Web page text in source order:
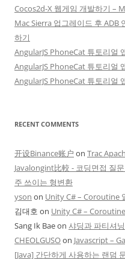
Cocos2d-X 웹게임 개발하기 –
Mac Sierra 업그레이드 후 ADB
하기
AngularJS PhoneCat 튜토리얼
AngularJS PhoneCat 튜토리얼
AngularJS PhoneCat 튜토리얼
RECENT COMMENTS
开设Binance账户 on Trac
Javalongint比較 - 코딩면접 질
주 쓰이는 형변환
yson on Unity C# – Coroutine
김대호 on Unity C# –
Sang Ik Baeon 샤딩과 파티셔
CHEOLGUSOon Javascript –
[Java] 간단하게 사용하는 랜덤